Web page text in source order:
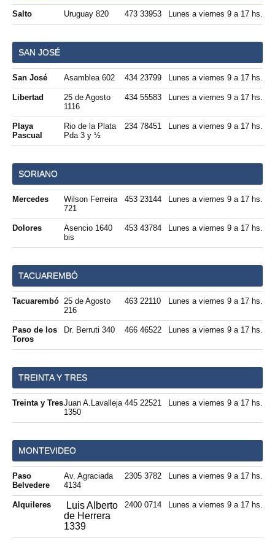
Salto Uruguay 820 473 33953 Lunes a viernes 9 a 17 hs.
SAN JOSÉ
San José Asamblea 602 434 23799 Lunes a viernes 9 a 17 hs.
Libertad
25 de Agosto
1116
434 55583 Lunes a viernes 9 a 17 hs.
Playa
Pascual
Rio de la Plata
Pda 3 y ½
234 78451 Lunes a viernes 9 a 17 hs.
SORIANO
Mercedes
Wilson Ferreira
721
453 23144 Lunes a viernes 9 a 17 hs.
Dolores
Asencio 1640
bis
453 43784 Lunes a viernes 9 a 17 hs.
TACUAREMBÓ
Tacuarembó 25 de Agosto
216
463 22110 Lunes a viernes 9 a 17 hs.
Paso de los
Toros
Dr. Berruti 340 466 46522 Lunes a viernes 9 a 17 hs.
TREINTA Y TRES
Treinta y TresJuan A.Lavalleja
1350
445 22521 Lunes a viernes 9 a 17 hs.
MONTEVIDEO
Paso
Belvedere
Av. Agraciada
4134
2305 3782 Lunes a viernes 9 a 17 hs.
Alquileres
Luis Alberto
de Herrera
1339
2400 0714 Lunes a viernes 9 a 17 hs.